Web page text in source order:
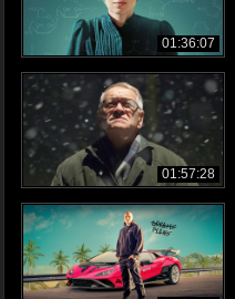
01:36:07
01:57:28